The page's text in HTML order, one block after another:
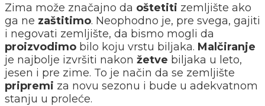
Zima može značajno da oštetiti zemljište ako
ga ne zaštitimo. Neophodno je, pre svega, gajiti
i negovati zemljište, da bismo mogli da
proizvodimo bilo koju vrstu biljaka. Malčiranje
je najbolje izvršiti nakon žetve biljaka u leto,
jesen i pre zime. To je način da se zemljište
pripremi za novu sezonu i bude u adekvatnom
stanju u proleće.